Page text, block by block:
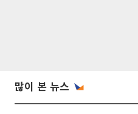
많이 본 뉴스